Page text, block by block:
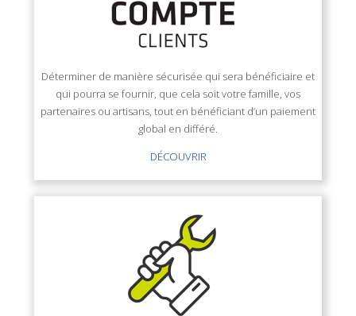
Déterminer de manière sécurisée qui sera bénéficiaire et
qui pourra se fournir, que cela soit votre famille, vos
partenaires ou artisans, tout en bénéficiant d’un paiement
global en différé.
DÉCOUVRIR